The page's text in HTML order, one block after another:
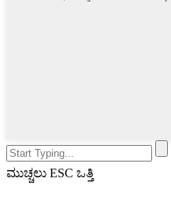
ಮುಚ್ಚಲು ESC ಒತ್ತಿ